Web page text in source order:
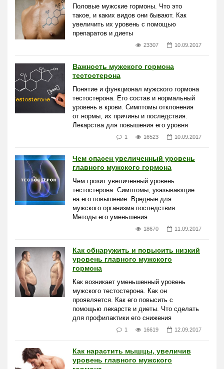
Половые мужские гормоны. Что это
такое, и каких видов они бывают. Как
увеличить их уровень с помощью
препаратов и диеты
23307 10.09.2017
Важность мужского гормона
тестостерона
Понятие и функционал мужского гормона
тестостерона. Его состав и нормальный
уровень в крови. Симптомы отклонения
от нормы, их причины и последствия.
Лекарства для повышения его уровня
1 16523 10.09.2017
Чем опасен увеличенный уровень
главного мужского гормона
Чем грозит увеличенный уровень
тестостерона. Симптомы, указывающие
на его повышение. Вредные для
мужского организма последствия.
Методы его уменьшения
18670 11.09.2017
Как обнаружить и повысить низкий
уровень главного мужского
гормона
Как возникает уменьшенный уровень
мужского тестостерона. Как он
проявляется. Как его повысить с
помощью лекарств и диеты. Что сделать
для профилактики его снижения
1 16619 12.09.2017
Как нарастить мышцы, увеличив
уровень главного мужского